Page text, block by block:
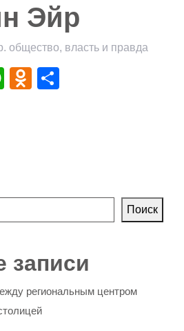
Эйр
общество, власть и правда
WhatsApp
Odnoklassniki
Поиск
записи
региональным центром